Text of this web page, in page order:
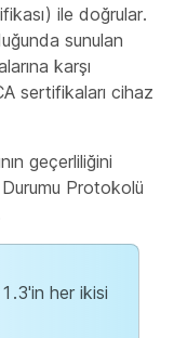
ile doğrular.
sunulan
karşı
sertifikaları cihaz
geçerliliğini
Protokolü
her ikisi